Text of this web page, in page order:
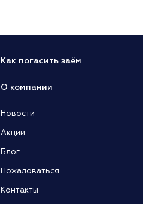
Как погасить заём
О компании
Новости
Акции
Блог
Пожаловаться
Контакты